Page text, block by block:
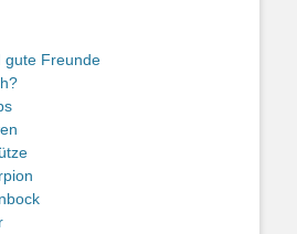
gute Freunde